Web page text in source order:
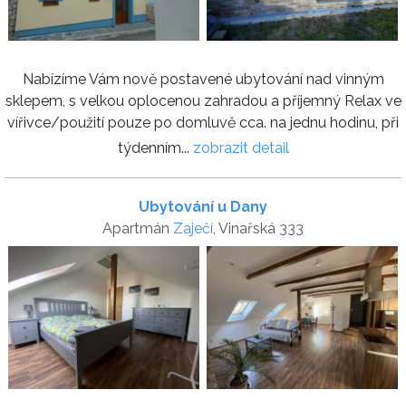
Nabízíme Vám nově postavené ubytování nad vinným
sklepem, s velkou oplocenou zahradou a příjemný Relax ve
vířivce/použití pouze po domluvě cca. na jednu hodinu, při
týdenním... zobrazit detail
Ubytování u Dany
Apartmán Zaječí , Vinařská 333